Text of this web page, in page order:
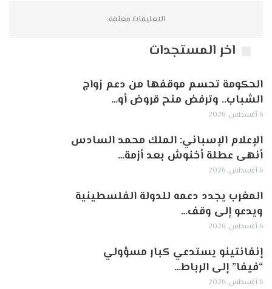
التعليقات مغلقة.
اخر المستجدات
الحكومة تحسم موقفها من دعم زواج
الشباب.. وترفض منح قروض أو…
6 أغسطس, 2026
الإعلام الإسباني: الملك محمد السادس
أنهى عطلة أخنوش بعد أزمة…
6 أغسطس, 2026
المغرب يجدد دعمه للدولة الفلسطينية
ويدعو إلى وقف…
6 أغسطس, 2026
إنفانتينو يستدعي كبار مسؤولي
“فيفا” إلى الرباط…
6 أغسطس, 2026